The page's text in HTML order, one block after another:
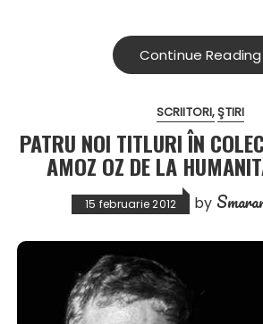
Continue Reading
SCRIITORI ŞTIRI
PATRU NOI TITLURI ÎN
AMOZ OZ DE LA
15 februarie 2012 by